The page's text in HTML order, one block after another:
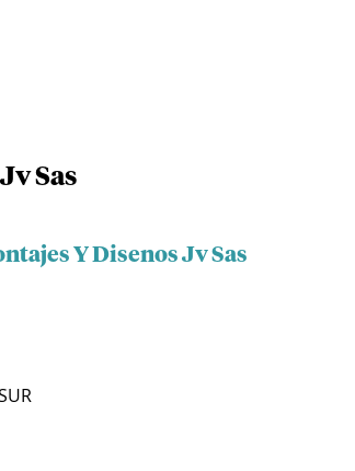
Sas
Y Disenos Jv Sas